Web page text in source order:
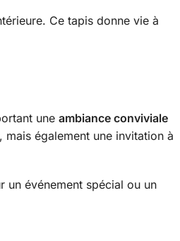
Ce tapis donne vie à
une ambiance conviviale
également une invitation à
un événement spécial ou un